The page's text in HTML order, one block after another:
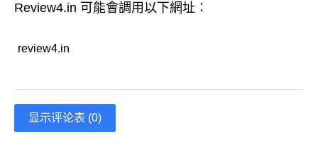
Review4.in 可能會調用以下網址：
review4.in
显示评论表 (0)